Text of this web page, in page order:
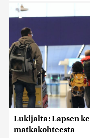
Lukijalta: Lapsen
matkakohteesta